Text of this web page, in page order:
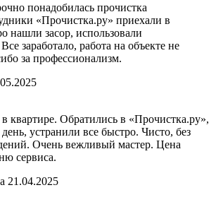
понадобилась прочистка
«Прочистка.ру» приехали в
нашли засор, использовали
заработало, работа на объекте не
за профессионализм.
квартире. Обратились в «Прочистка.ру»,
устранили все быстро. Чисто, без
Очень вежливый мастер. Цена
сервиса.
21.04.2025